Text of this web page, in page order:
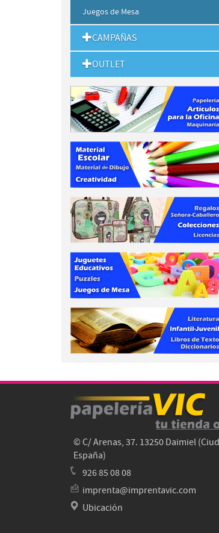
Juegos de Mesa
CAMPAÑAS
OUTLET
© C/ Arenas, 37. 13250 Daimiel
España)
926 85 08 08
imprenta@imprentavic.com
Ubicación